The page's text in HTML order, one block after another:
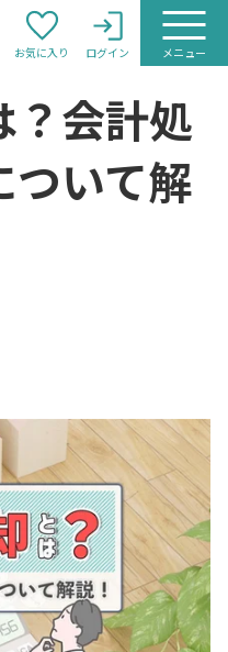
お気に入り ログイン メニュー
？会計処
ついて解